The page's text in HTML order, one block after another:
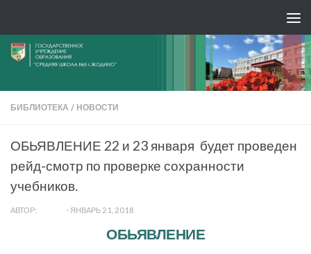
БИБЛИОТЕКА / НОВОСТИ
ОБЬЯВЛЕНИЕ 22 и 23 января будет проведен
рейд-смотр по проверке сохранности
учебников.
АВТОР: · ЯНВАРЬ 21, 2018
ОБЬЯВЛЕНИЕ